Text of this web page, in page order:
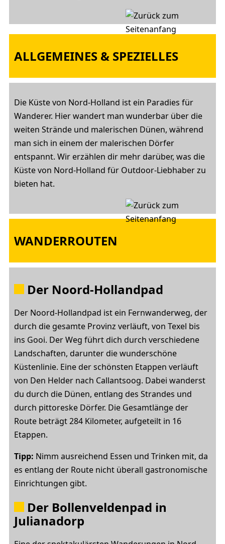
ALLGEMEINES & SPEZIELLES
Die Küste von Nord-Holland ist ein Paradies für
Wanderer. Hier wandert man wunderbar über die
weiten Strände und malerischen Dünen, während
man sich in einem der malerischen Dörfer
entspannt. Wir erzählen dir mehr darüber, was die
Küste von Nord-Holland für Outdoor-Liebhaber zu
bieten hat.
WANDERROUTEN
Der Noord-Hollandpad
Der Noord-Hollandpad ist ein Fernwanderweg, der
durch die gesamte Provinz verläuft, von Texel bis
ins Gooi. Der Weg führt dich durch verschiedene
Landschaften, darunter die wunderschöne
Küstenlinie. Eine der schönsten Etappen verläuft
von Den Helder nach Callantsoog. Dabei wanderst
du durch die Dünen, entlang des Strandes und
durch pittoreske Dörfer. Die Gesamtlänge der
Route beträgt 284 Kilometer, aufgeteilt in 16
Etappen.
Tipp: Nimm ausreichend Essen und Trinken mit, da
es entlang der Route nicht überall gastronomische
Einrichtungen gibt.
Der Bollenveldenpad in
Julianadorp